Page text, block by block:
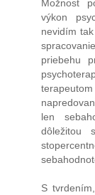
Možnosť
výkon
nevidím
priebehu
len
dôležitou
S